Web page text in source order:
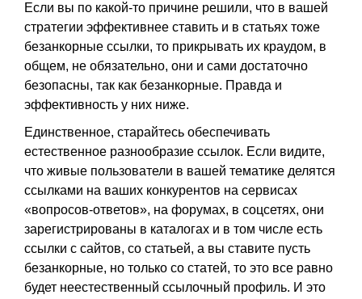
Если вы по какой-то причине решили, что в вашей
стратегии эффективнее ставить и в статьях тоже
безанкорные ссылки, то прикрывать их краудом, в
общем, не обязательно, они и сами достаточно
безопасны, так как безанкорные. Правда и
эффективность у них ниже.
Единственное, старайтесь обеспечивать
естественное разнообразие ссылок. Если видите,
что живые пользователи в вашей тематике делятся
ссылками на ваших конкурентов на сервисах
«вопросов-ответов», на форумах, в соцсетях, они
зарегистрированы в каталогах и в том числе есть
ссылки с сайтов, со статьей, а вы ставите пусть
безанкорные, но только со статей, то это все равно
будет неестественный ссылочный профиль. И это